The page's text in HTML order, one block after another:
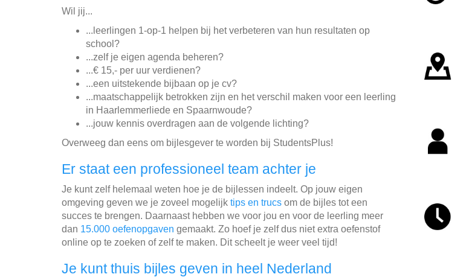
Wil jij...
...leerlingen 1-op-1 helpen bij het verbeteren van hun resultaten op
school?
...zelf je eigen agenda beheren?
...€ 15,- per uur verdienen?
...een uitstekende bijbaan op je cv?
...maatschappelijk betrokken zijn en het verschil maken voor een leerling
in Haarlemmerliede en Spaarnwoude?
...jouw kennis overdragen aan de volgende lichting?
Overweeg dan eens om bijlesgever te worden bij StudentsPlus!
Er staat een professioneel team achter je
Je kunt zelf helemaal weten hoe je de bijlessen indeelt. Op jouw eigen
omgeving geven we je zoveel mogelijk tips en trucs om de bijles tot een
succes te brengen. Daarnaast hebben we voor jou en voor de leerling meer
dan 15.000 oefenopgaven gemaakt. Zo hoef je zelf dus niet extra oefenstof
online op te zoeken of zelf te maken. Dit scheelt je weer veel tijd!
Je kunt thuis bijles geven in heel Nederland